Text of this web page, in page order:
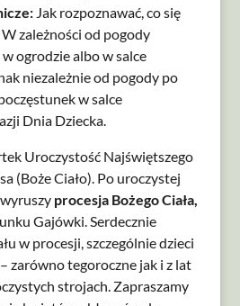
Jak rozpoznawać, co się
zależności od pogody
ogrodzie albo w salce
niezależnie od pogody po
w salce
Dnia Dziecka.
Uroczystość Najświętszego
(Boże Ciało). Po uroczystej
procesja Bożego Ciała,
Gajówki. Serdecznie
w procesji, szczególnie dzieci
zarówno tegoroczne jak i z lat
strojach. Zapraszamy